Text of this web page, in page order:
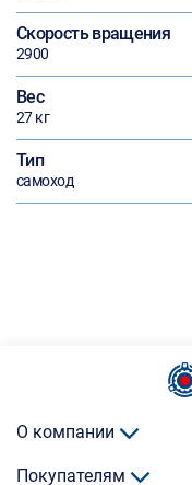
Скорость вращения
2900
Вес
27 кг
Тип
самоход
О компании
Покупателям